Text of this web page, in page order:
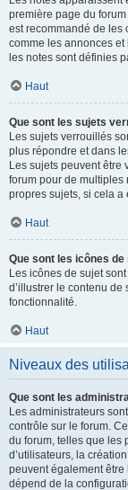
première page du
est recommandé de les
comme les annonces
les notes sont définies
Haut
Que sont les sujets
Les sujets verrouillés
plus répondre et dans
Les sujets peuvent être
forum pour de multiples
propres sujets, si cela a
Haut
Que sont les icônes de
Les icônes de sujet
d’illustrer le contenu
fonctionnalité.
Haut
Niveaux des
Que sont les
Les administrateurs
contrôle sur le forum.
du forum, telles que les
d’utilisateurs, la
peuvent également être
dépend de la